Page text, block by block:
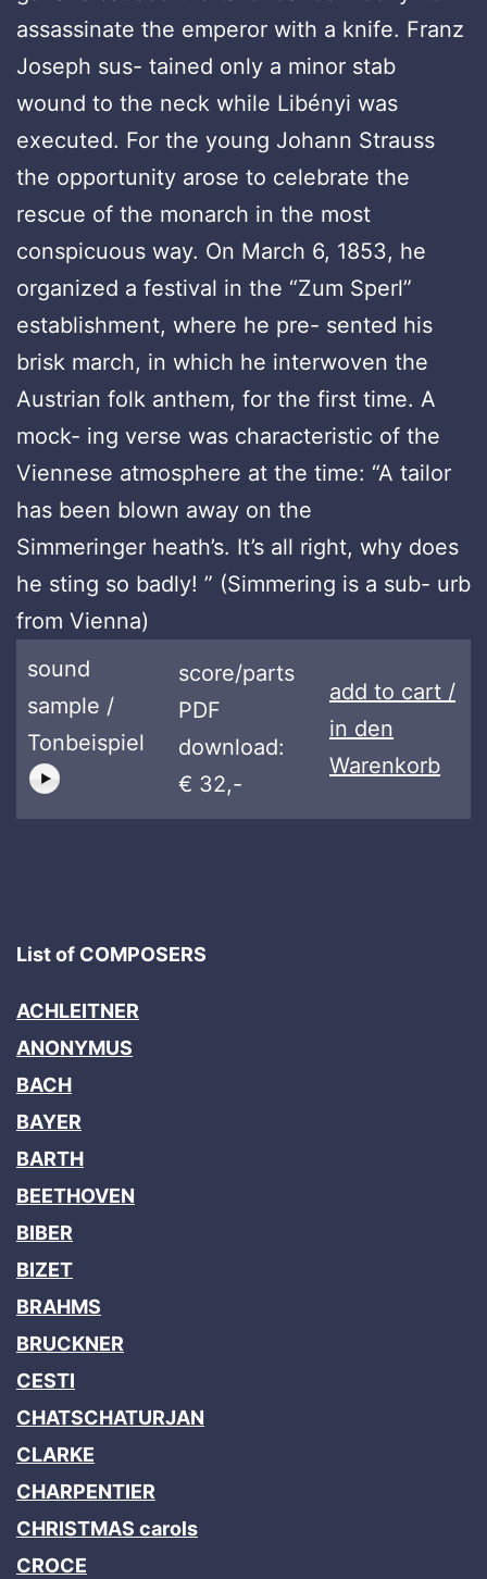
assassinate the emperor with a knife. Franz
Joseph sus- tained only a minor stab
wound to the neck while Libényi was
executed. For the young Johann Strauss
the opportunity arose to celebrate the
rescue of the monarch in the most
conspicuous way. On March 6, 1853, he
organized a festival in the “Zum Sperl”
establishment, where he pre- sented his
brisk march, in which he interwoven the
Austrian folk anthem, for the first time. A
mock- ing verse was characteristic of the
Viennese atmosphere at the time: “A tailor
has been blown away on the
Simmeringer heath’s. It’s all right, why does
he sting so badly! ” (Simmering is a sub- urb
from Vienna)
sound
sample /
Tonbeispiel
score/parts
PDF
download:
€ 32,-
add to cart /
in den
Warenkorb
List of COMPOSERS
ACHLEITNER
ANONYMUS
BACH
BAYER
BARTH
BEETHOVEN
BIBER
BIZET
BRAHMS
BRUCKNER
CESTI
CHATSCHATURJAN
CLARKE
CHARPENTIER
CHRISTMAS carols
CROCE